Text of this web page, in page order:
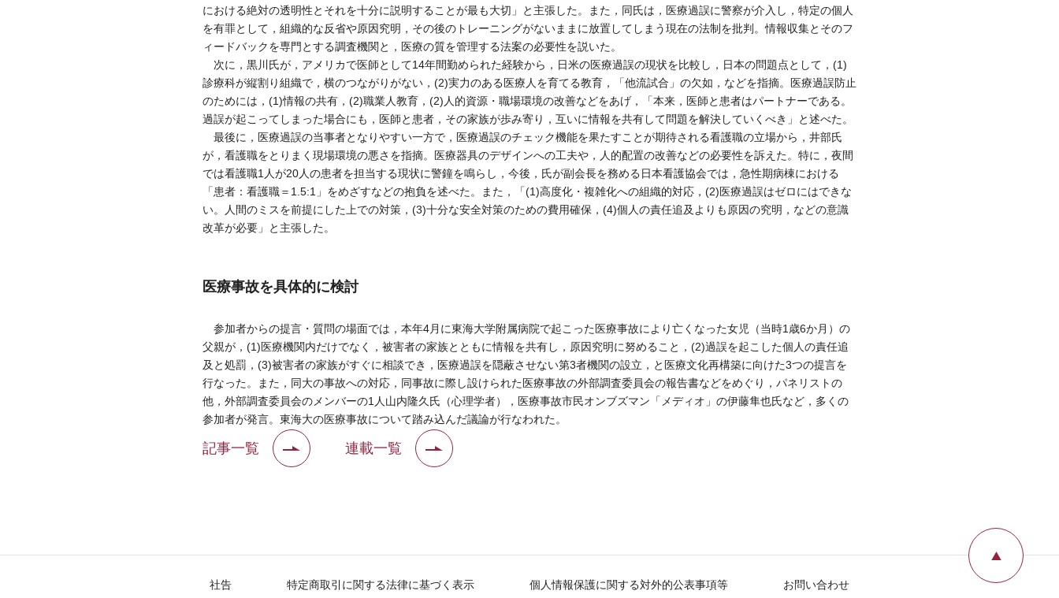
における絶対の透明性とそれを十分に説明することが最も大切」と主張した。また，同氏は，医療過誤に警察が介入し，特定の個人
を有罪として，組織的な反省や原因究明，その後のトレーニングがないままに放置してしまう現在の法制を批判。情報収集とそのフ
ィードバックを専門とする調査機関と，医療の質を管理する法案の必要性を説いた。
次に，黒川氏が，アメリカで医師として14年間勤められた経験から，日米の医療過誤の現状を比較し，日本の問題点として，(1)
診療科が縦割り組織で，横のつながりがない，(2)実力のある医療人を育てる教育，「他流試合」の欠如，などを指摘。医療過誤防止
のためには，(1)情報の共有，(2)職業人教育，(2)人的資源・職場環境の改善などをあげ，「本来，医師と患者はパートナーである。
過誤が起こってしまった場合にも，医師と患者，その家族が歩み寄り，互いに情報を共有して問題を解決していくべき」と述べた。
最後に，医療過誤の当事者となりやすい一方で，医療過誤のチェック機能を果たすことが期待される看護職の立場から，井部氏
が，看護職をとりまく現場環境の悪さを指摘。医療器具のデザインへの工夫や，人的配置の改善などの必要性を訴えた。特に，夜間
では看護職1人が20人の患者を担当する現状に警鐘を鳴らし，今後，氏が副会長を務める日本看護協会では，急性期病棟における
「患者：看護職＝1.5:1」をめざすなどの抱負を述べた。また，「(1)高度化・複雑化への組織的対応，(2)医療過誤はゼロにはできな
い。人間のミスを前提にした上での対策，(3)十分な安全対策のための費用確保，(4)個人の責任追及よりも原因の究明，などの意識
改革が必要」と主張した。
医療事故を具体的に検討
参加者からの提言・質問の場面では，本年4月に東海大学附属病院で起こった医療事故により亡くなった女児（当時1歳6か月）の
父親が，(1)医療機関内だけでなく，被害者の家族とともに情報を共有し，原因究明に努めること，(2)過誤を起こした個人の責任追
及と処罰，(3)被害者の家族がすぐに相談でき，医療過誤を隠蔽させない第3者機関の設立，と医療文化再構築に向けた3つの提言を
行なった。また，同大の事故への対応，同事故に際し設けられた医療事故の外部調査委員会の報告書などをめぐり，パネリストの
他，外部調査委員会のメンバーの1人山内隆久氏（心理学者），医療事故市民オンブズマン「メディオ」の伊藤隼也氏など，多くの
参加者が発言。東海大の医療事故について踏み込んだ議論が行なわれた。
記事一覧 連載一覧
社告 特定商取引に関する法律に基づく表示 個人情報保護に関する対外的公表事項等 お問い合わせ